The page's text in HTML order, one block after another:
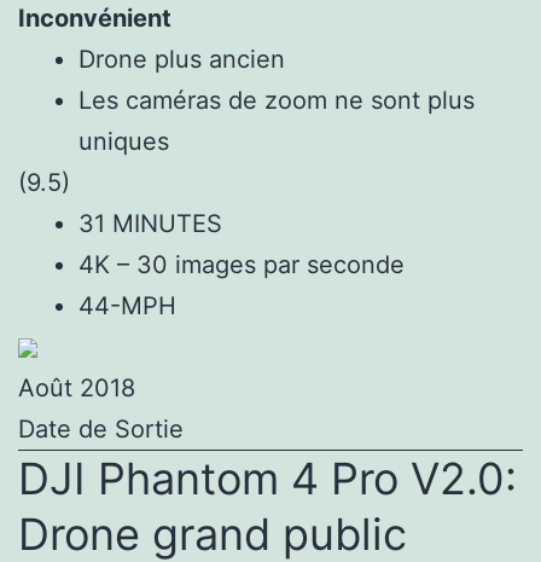
Inconvénient
Drone plus ancien
Les caméras de zoom ne sont plus
uniques
(9.5)
31 MINUTES
4K – 30 images par seconde
44-MPH
Août 2018
Date de Sortie
DJI Phantom 4 Pro V2.0:
Drone grand public